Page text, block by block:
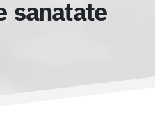
sanatate